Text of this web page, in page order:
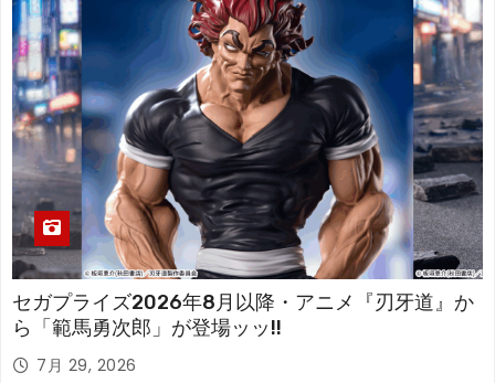
セガプライズ2026年8月以降・アニメ『刃牙道』か
ら「範馬勇次郎」が登場ッッ!!
7月 29, 2026